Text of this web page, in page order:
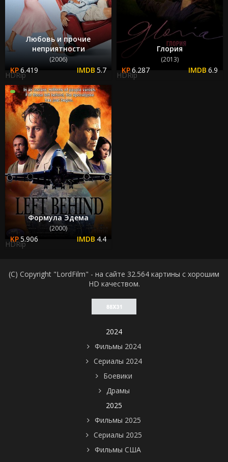
Любовь и прочие
неприятности
(2006)
6.419 5.7
HDRip
Глория
(2013)
6.287 6.9
HDRip
Формула Эдема
(2000)
5.906 4.4
HDRip
(C) Copyright "LordFilm" - на сайте 32.564 картины с хорошим
HD качеством.
2024
Фильмы 2024
Сериалы 2024
Боевики
Драмы
2025
Фильмы 2025
Сериалы 2025
Фильмы США